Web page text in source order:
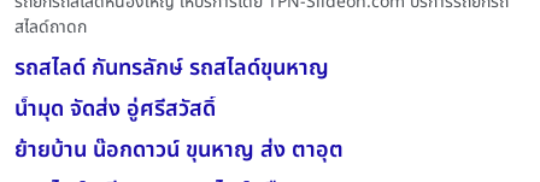
สไลด์ถาดก
รถสไลด์ กันทรลักษ์ รถสไลด์ขุนหาญ
น้ำมุด จัดส่ง อู่ศรีสวัสดิ์
ย้ายบ้าน น๊อกดาวน์ ขุนหาญ ส่ง ตาอุต